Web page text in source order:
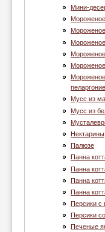
Мини-
Мороженое
Муcc из
Мусс из
Палюзе
Панна
Панна
Панна
Панна
Персики с
Персики
Печеные